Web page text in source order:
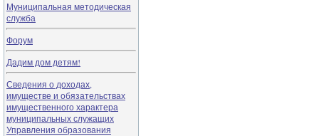
Муниципальная методическая
служба
Форум
Дадим дом детям!
Сведения о доходах,
имуществе и обязательствах
имущественного характера
муниципальных служащих
Управления образования